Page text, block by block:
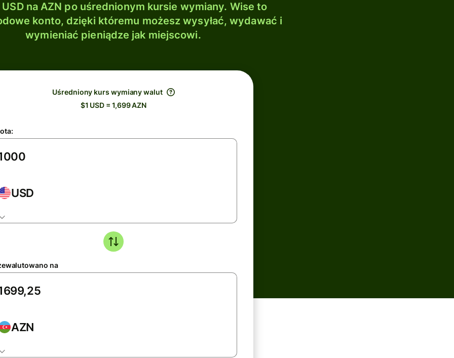
na AZN po uśrednionym kursie wymiany. Wise to
konto, dzięki któremu możesz wysyłać, wydawać i
wymieniać pieniądze jak miejscowi.
Uśredniony kurs wymiany walut
$1 USD = 1,699 AZN
USD
na
AZN